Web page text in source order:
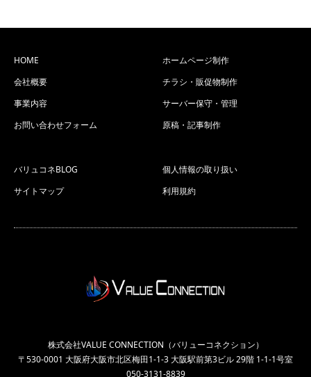
HOME
会社概要
事業内容
お問い合わせフォーム
ホームページ制作
チラシ・販促物制作
サーバー保守・管理
原稿・記事制作
バリュコネBLOG
サイトマップ
個人情報の取り扱い
利用規約
株式会社VALUE CONNECTION（バリューコネクション）
〒530-0001 大阪府大阪市北区梅田1-1-3 大阪駅前第3ビル 29階 1-1-1号室
050-3131-8839